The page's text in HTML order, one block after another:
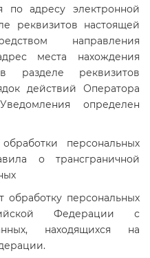
по адресу электронной
реквизитов настоящей
направления
места нахождения
разделе реквизитов
действий Оператора
определен
персональных
о трансграничной
обработку персональных
Федерации с
находящихся на